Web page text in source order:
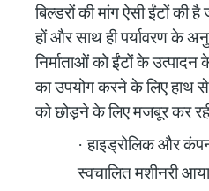
बिल्डरों की मांग ऐसी ईंटों
हों और साथ ही पर्यावरण के
निर्माताओं को ईंटों के
का उपयोग करने के लिए हाथ
को छोड़ने के लिए मजबूर कर
·हाइड्रोलिक और कंपन
स्वचालित मशीनरी